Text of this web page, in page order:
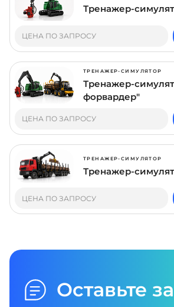
Тренажер-
ЦЕНА ПО ЗАПРОСУ
ТРЕНАЖЕР-СИМУЛЯТОР
Тренажер-
форвардер"
ЦЕНА ПО ЗАПРОСУ
ТРЕНАЖЕР-СИМУЛЯТОР
Тренажер-
ЦЕНА ПО ЗАПРОСУ
Оставьте